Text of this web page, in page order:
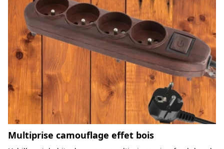
Multiprise camouflage effet bois